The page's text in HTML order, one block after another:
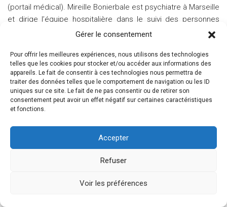
Gérer le consentement
Pour offrir les meilleures expériences, nous utilisons des technologies
telles que les cookies pour stocker et/ou accéder aux informations des
appareils. Le fait de consentir à ces technologies nous permettra de
traiter des données telles que le comportement de navigation ou les ID
uniques sur ce site. Le fait de ne pas consentir ou de retirer son
consentement peut avoir un effet négatif sur certaines caractéristiques
et fonctions.
Accepter
Refuser
Voir les préférences
(portail médical). Mireille Bonierbale est psychiatre à Marseille
et dirige l’équipe hospitalière dans le suivi des personnes
5||->http://www.asbfrance.org/
6| M. Bonierbale, op.cit.
Paris, Point Hors Ligne, 1993
| Lire Judith Butler sur le cas Joan/David, Défaire le genre,